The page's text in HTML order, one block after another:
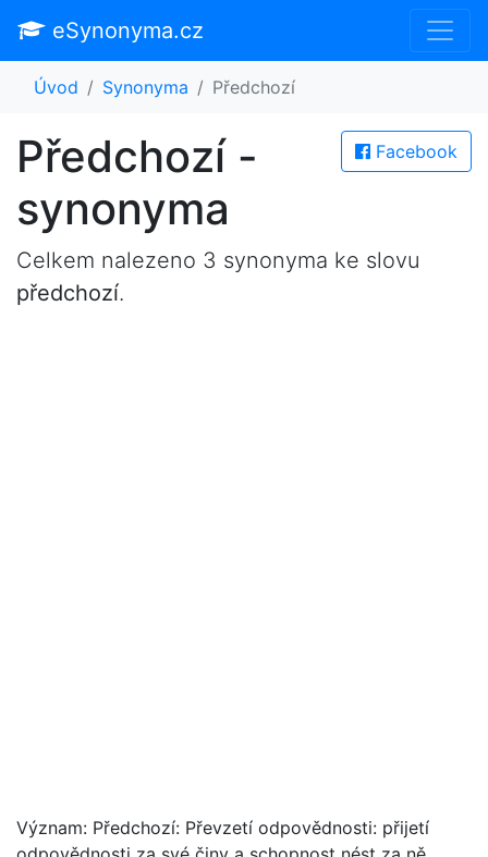
eSynonyma.cz
Úvod Synonyma Předchozí
Facebook
Předchozí -
synonyma
Celkem nalezeno 3 synonyma ke slovu
předchozí.
Význam: Předchozí: Převzetí odpovědnosti: přijetí